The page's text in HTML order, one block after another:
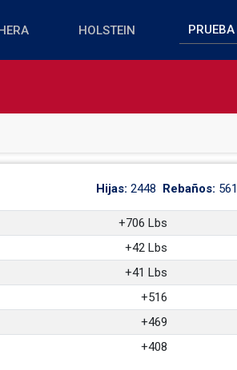
Hijas: 2448 Rebaños: 561
+706 Lbs
+42 Lbs
+41 Lbs
+516
+469
+408